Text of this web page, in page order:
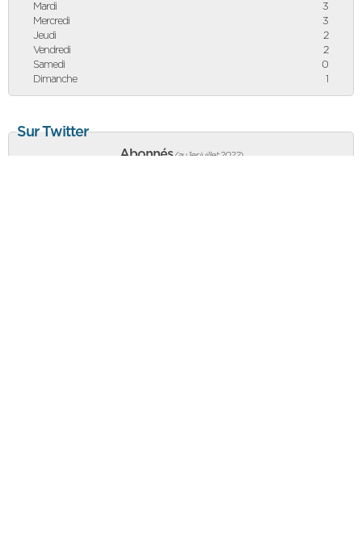
Mardi
3
Mercredi
3
Jeudi
2
Vendredi
2
Samedi
0
Dimanche
1
Sur Twitter
Abonnés (au 1er juillet 2022)